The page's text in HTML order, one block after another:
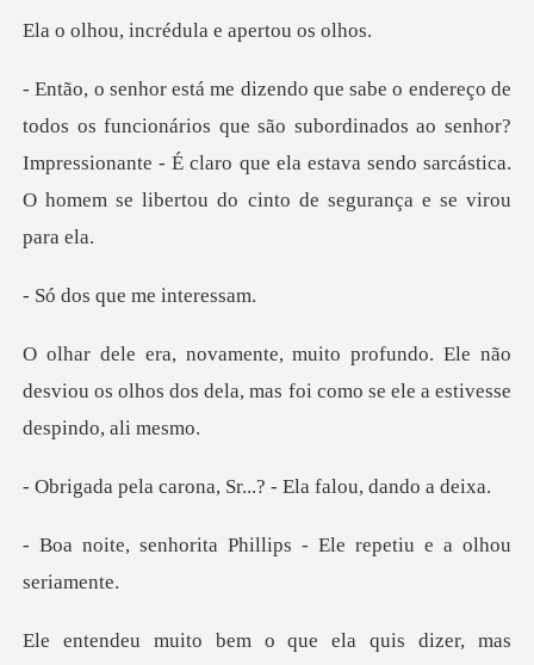
ncrédula e ape
s que são subordinados ao senhor?
Impressionante - É claro que ela estava sen
que me in
Ele não
desviou os olhos dos dela, mas foi
ona, Sr...? - Ela f
Phillips - Ele repeti